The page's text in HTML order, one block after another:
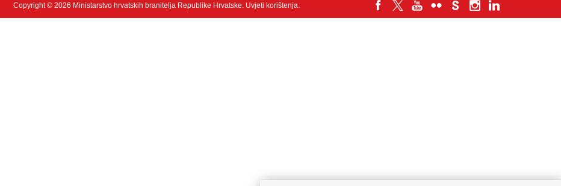
Copyright © 2026 Ministarstvo hrvatskih branitelja Republike Hrvatske. Uvjeti korištenja.